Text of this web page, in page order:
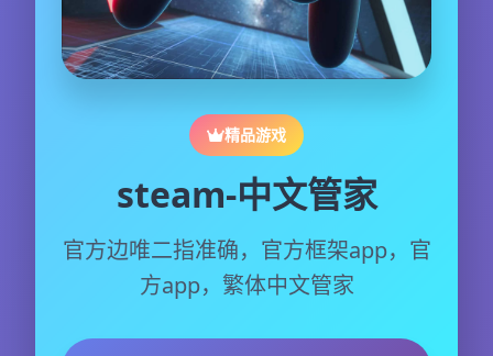
精品游戏
steam-中文管家
官方边唯二指准确，官方框架app，官
方app，繁体中文管家